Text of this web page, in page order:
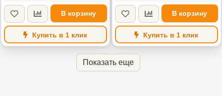
В корзину
Купить в 1 клик
В корзину
Купить в 1 клик
Показать еще